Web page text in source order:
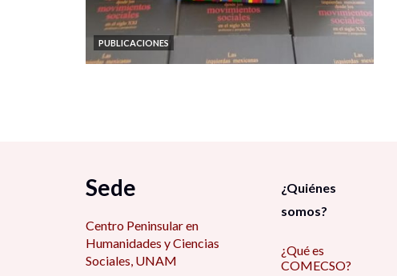
PUBLICACIONES
Sede
Centro Peninsular en
Humanidades y Ciencias
Sociales, UNAM
¿Quiénes
somos?
¿Qué es
COMECSO?